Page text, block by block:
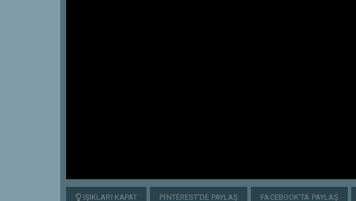
IŞIKLARI KAPAT PINTEREST'DE PAYLAŞ FACEBOOK'TA PAYLAŞ